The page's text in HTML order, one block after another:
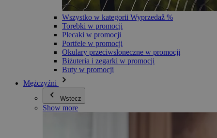
Wszystko w kategorii Wyprzedaž %
Torebki w promocji
Plecaki w promocji
Portfele w promocji
Okulary przeciwsłoneczne w promocji
Biżuteria i zegarki w promocji
Buty w promocji
Mężczyźni
Wstecz
Show more